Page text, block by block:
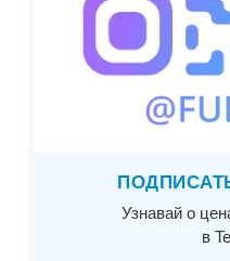
Узнавай о
в